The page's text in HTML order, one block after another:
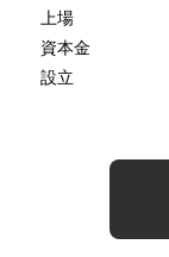
上場
資本金
設立